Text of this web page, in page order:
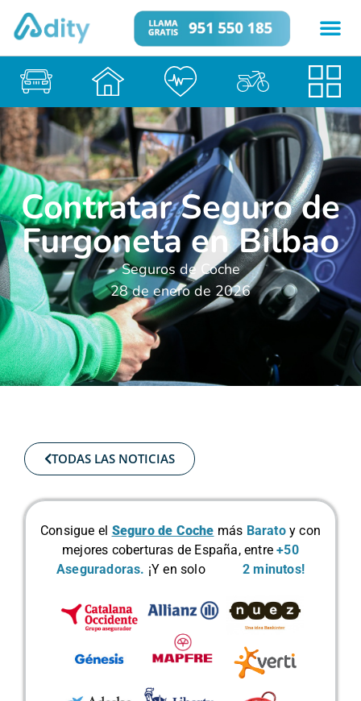
Contratar Seguro de
Furgoneta en Bilbao
Seguros de Coche
28 de enero de 2026
TODAS LAS NOTICIAS
Consigue el Seguro de Coche más Baratoy con
mejores coberturas de España, entre+50
Aseguradoras. ¡Y en solo 2 minutos!